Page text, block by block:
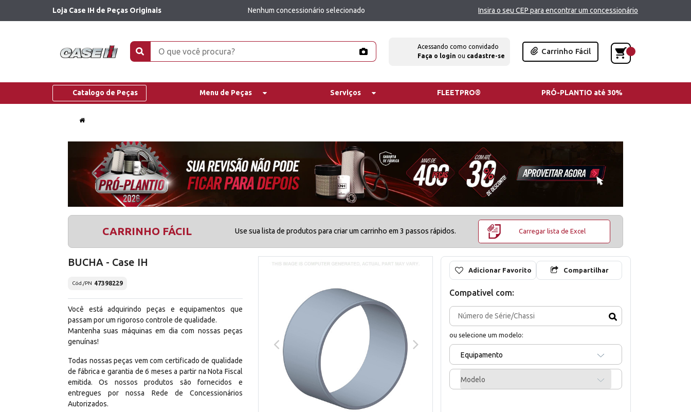
Loja Case IH de Peças Originais Nenhum concessionário selecionado Insira o seu CEP para encontrar um concessionário
Acessando como convidado
Faça o login ou cadastre-se
Carrinho Fácil
Catalogo de Peças Menu de Peças Serviços FLEETPRO® PRÓ-PLANTIO até 30%
CARRINHO FÁCIL Use sua lista de produtos para criar um carrinho em 3 passos rápidos. Carregar lista de Excel
BUCHA - Case IH
Cód./PN 47398229
Você está adquirindo peças e equipamentos que
passam por um rigoroso controle de qualidade.
Mantenha suas máquinas em dia com nossas peças
genuínas!
Todas nossas peças vem com certificado de qualidade
de fábrica e garantia de 6 meses a partir na Nota Fiscal
emitida. Os nossos produtos são fornecidos e
entregues por nossa Rede de Concessionários
Autorizados.
Adicionar Favorito Compartilhar
Compativel com:
ou selecione um modelo:
Equipamento
Modelo